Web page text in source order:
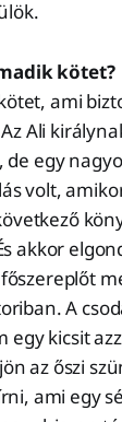
kötet?
ami
Ali
egy
volt,
akkor
A
kicsit
az őszi
ami egy